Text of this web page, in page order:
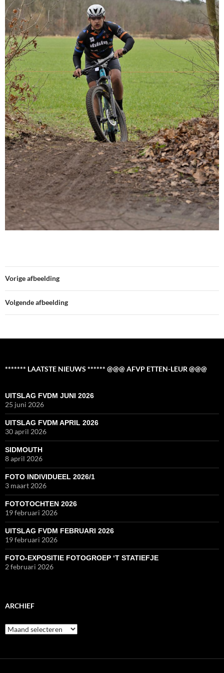
Vorige afbeelding
Volgende afbeelding
******* LAATSTE NIEUWS ****** @@@ AFVP ETTEN-LEUR @@@
UITSLAG FVDM JUNI 2026
25 juni 2026
UITSLAG FVDM APRIL 2026
30 april 2026
SIDMOUTH
8 april 2026
FOTO INDIVIDUEEL 2026/1
3 maart 2026
FOTOTOCHTEN 2026
19 februari 2026
UITSLAG FVDM FEBRUARI 2026
19 februari 2026
FOTO-EXPOSITIE FOTOGROEP ‘T STATIEFJE
2 februari 2026
ARCHIEF
Archief